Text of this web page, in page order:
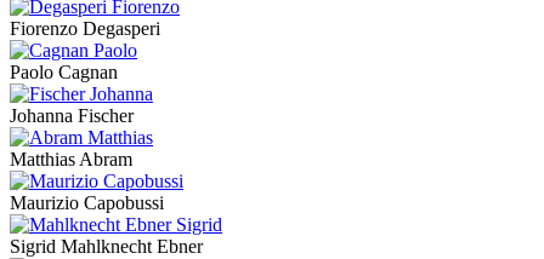
Fiorenzo Degasperi
Paolo Cagnan
Johanna Fischer
Matthias Abram
Maurizio Capobussi
Sigrid Mahlknecht Ebner